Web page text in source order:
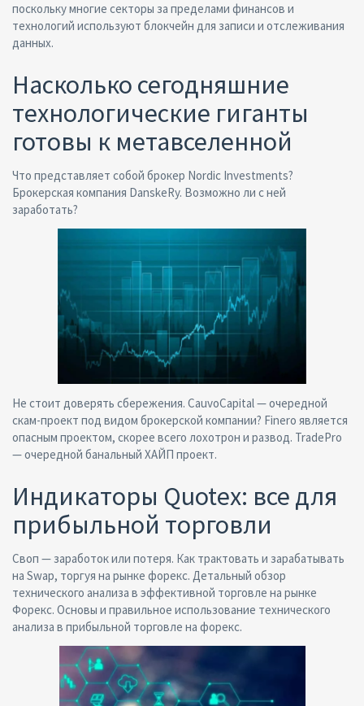
поскольку многие секторы за пределами финансов и
технологий используют блокчейн для записи и отслеживания
данных.
Насколько сегодняшние
технологические гиганты
готовы к метавселенной
Что представляет собой брокер Nordic Investments?
Брокерская компания DanskeRy. Возможно ли с ней
заработать?
Не стоит доверять сбережения. CauvoCapital — очередной
скам-проект под видом брокерской компании? Finero является
опасным проектом, скорее всего лохотрон и развод. TradePro
— очередной банальный ХАЙП проект.
Индикаторы Quotex: все для
прибыльной торговли
Своп — заработок или потеря. Как трактовать и зарабатывать
на Swap, торгуя на рынке форекс. Детальный обзор
технического анализа в эффективной торговле на рынке
Форекс. Основы и правильное использование технического
анализа в прибыльной торговле на форекс.